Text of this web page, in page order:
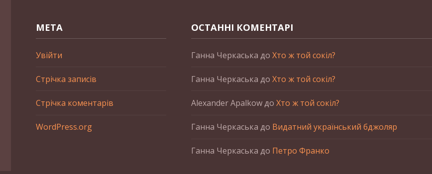
МЕТА
Увійти
Стрічка записів
Стрічка коментарів
WordPress.org
ОСТАННІ КОМЕНТАРІ
Ганна Черкаська до Хто ж той сокіл?
Ганна Черкаська до Хто ж той сокіл?
Alexander Apalkowдо Хто ж той сокіл?
Ганна Черкаська до Видатний український бджоляр
Ганна Черкаська до Петро Франко